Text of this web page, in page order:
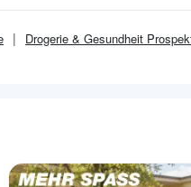
Drogerie & Gesundheit